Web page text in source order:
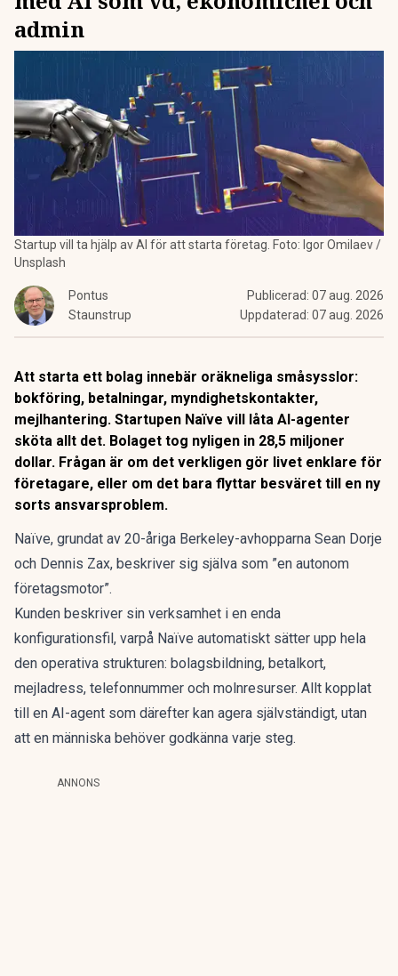
admin
Startup vill ta hjälp av AI för att starta företag. Foto: Igor Omilaev /
Unsplash
Pontus
Staunstrup
Publicerad: 07 aug. 2026
Uppdaterad: 07 aug. 2026
Att starta ett bolag innebär oräkneliga småsysslor:
bokföring, betalningar, myndighetskontakter,
mejlhantering. Startupen Naïve vill låta AI-agenter
sköta allt det. Bolaget tog nyligen in 28,5 miljoner
dollar. Frågan är om det verkligen gör livet enklare för
företagare, eller om det bara flyttar besväret till en ny
sorts ansvarsproblem.
Naïve, grundat av 20-åriga Berkeley-avhopparna Sean Dorje
och Dennis Zax, beskriver sig själva som ”en autonom
företagsmotor”.
Kunden beskriver sin verksamhet i en enda
konfigurationsfil, varpå Naïve automatiskt sätter upp hela
den operativa strukturen: bolagsbildning, betalkort,
mejladress, telefonnummer och molnresurser. Allt kopplat
till en AI-agent som därefter kan agera självständigt, utan
att en människa behöver godkänna varje steg.
ANNONS